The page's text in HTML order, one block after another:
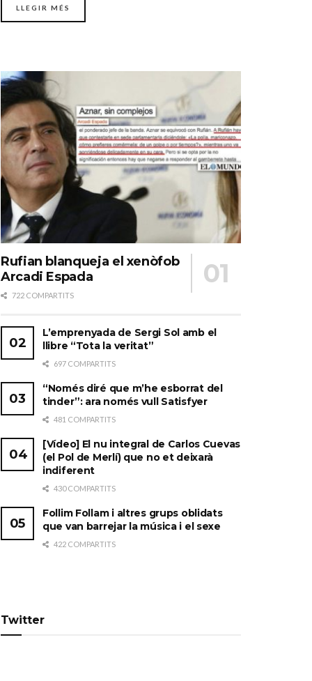
LLEGIR MÉS
Rufian blanqueja el xenòfob
Arcadi Espada
722 COMPARTITS
L’emprenyada de Sergi Sol amb el
llibre “Tota la veritat”
697 COMPARTITS
“Només diré que m’he esborrat del
tinder”: ara només vull Satisfyer
481 COMPARTITS
[Vídeo] El nu integral de Carlos Cuevas
(el Pol de Merlí) que no et deixarà
indiferent
430 COMPARTITS
Follim Follam i altres grups oblidats
que van barrejar la música i el sexe
422 COMPARTITS
Twitter